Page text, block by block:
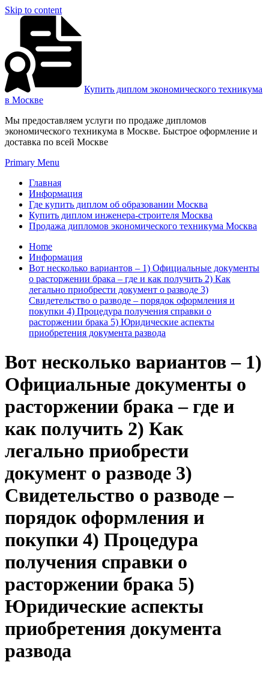
Skip to content
Купить диплом экономического техникума
в Москве
Мы предоставляем услуги по продаже дипломов
экономического техникума в Москве. Быстрое оформление и
доставка по всей Москве
Primary Menu
Главная
Информация
Где купить диплом об образовании Москва
Купить диплом инженера-строителя Москва
Продажа дипломов экономического техникума Москва
Home
Информация
Вот несколько вариантов – 1) Официальные документы
о расторжении брака – где и как получить 2) Как
легально приобрести документ о разводе 3)
Свидетельство о разводе – порядок оформления и
покупки 4) Процедура получения справки о
расторжении брака 5) Юридические аспекты
приобретения документа развода
Вот несколько вариантов – 1)
Официальные документы о
расторжении брака – где и
как получить 2) Как
легально приобрести
документ о разводе 3)
Свидетельство о разводе –
порядок оформления и
покупки 4) Процедура
получения справки о
расторжении брака 5)
Юридические аспекты
приобретения документа
развода